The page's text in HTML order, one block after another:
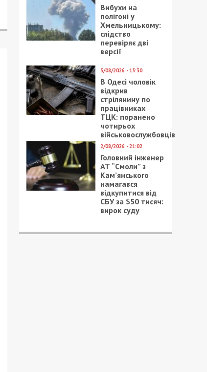
Вибухи на
полігоні у
Хмельницькому:
слідство
перевіряє дві
версії
3/08/2026 - 13:30
В Одесі чоловік
відкрив
стрілянину по
працівниках
ТЦК: поранено
чотирьох
військовослужбовців
2/08/2026 - 21:02
Головний інженер
АТ “Смоли” з
Кам’янського
намагався
відкупитися від
СБУ за $50 тисяч:
вирок суду